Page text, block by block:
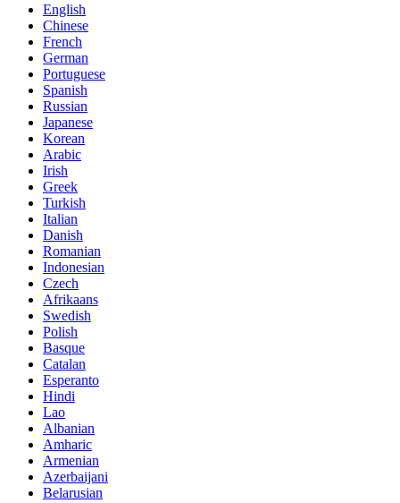
English
Chinese
French
German
Portuguese
Spanish
Russian
Japanese
Korean
Arabic
Irish
Greek
Turkish
Italian
Danish
Romanian
Indonesian
Czech
Afrikaans
Swedish
Polish
Basque
Catalan
Esperanto
Hindi
Lao
Albanian
Amharic
Armenian
Azerbaijani
Belarusian